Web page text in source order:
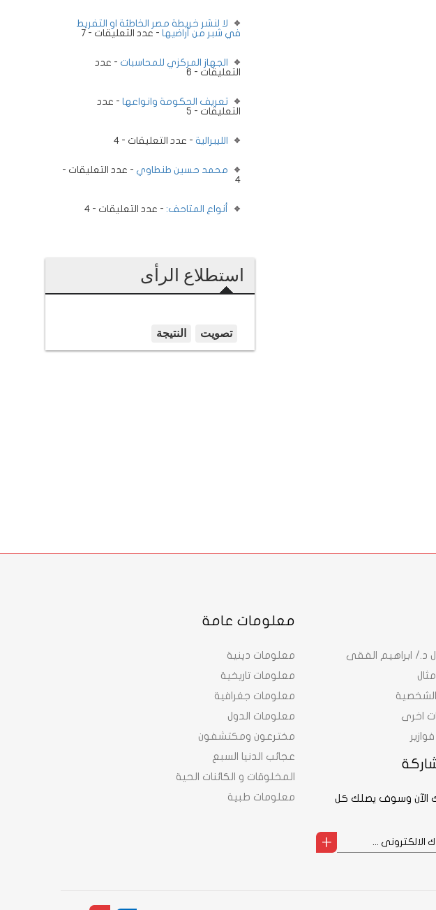
لا لنشر خريطة مصر الخاطئة او التفريط
في شبر من أراضيها - عدد التعليقات - 7
الجهاز المركزي للمحاسبات - عدد
التعليقات - 6
تعريف الحكومة وانواعها - عدد
التعليقات - 5
الليبرالية - عدد التعليقات - 4
محمد حسين طنطاوي - عدد التعليقات -
4
أنواع المتاحف: - عدد التعليقات - 4
استطلاع الرأى
معلومات عامة
معلومات دينية
معلومات تاريخية
معلومات جغرافية
معلومات الدول
مخترعون ومكتشفون
عجائب الدنيا السبع
المخلوقات و الكائنات الحية
معلومات طبية
د./ ابراهيم الفقى
الشخصية
اخرى
الآن وسوف يصلك كل